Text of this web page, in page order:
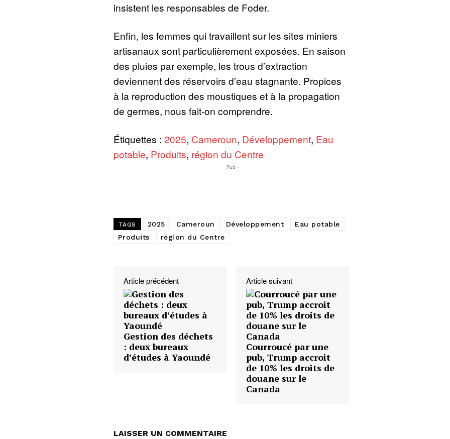
insistent les responsables de Foder.
Enfin, les femmes qui travaillent sur les sites miniers
artisanaux sont particulièrement exposées. En saison
des pluies par exemple, les trous d’extraction
deviennent des réservoirs d’eau stagnante. Propices
à la reproduction des moustiques et à la propagation
de germes, nous fait-on comprendre.
Étiquettes : 2025, Cameroun, Développement, Eau
potable, Produits, région du Centre
- Pub -
TAGS 2025 Cameroun Développement
Eau potable
Produits
région du Centre
Article précédent
Gestion des déchets
: deux bureaux
d’études à Yaoundé
Article suivant
Courroucé par une
pub, Trump accroit
de 10% les droits de
douane sur le
Canada
LAISSER UN COMMENTAIRE